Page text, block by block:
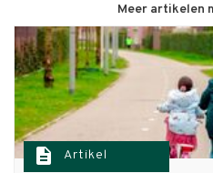
Meer artikelen
description Artikel